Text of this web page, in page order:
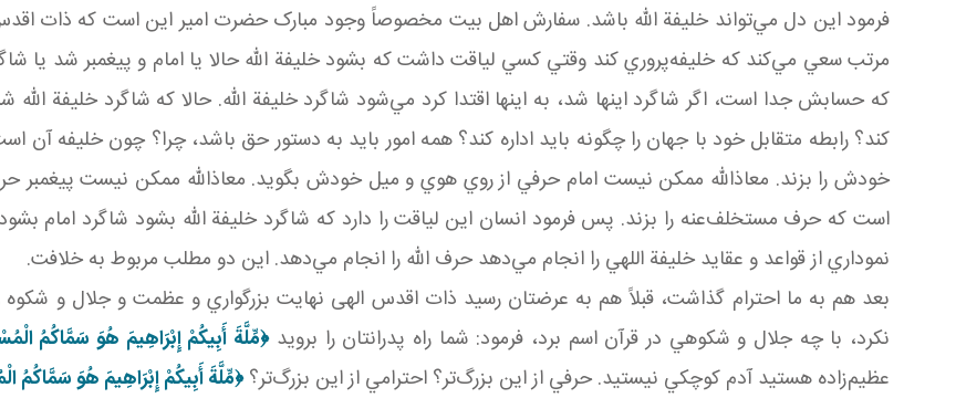
فرمود اين دل مي‌تواند خليفة الله باشد. سفارش اهل بيت مخصوصاً وجود مبارک حضرت امير اين است که ذات
مرتب سعي مي‌کند که خليفه‌پروري کند وقتي کسي لياقت داشت که بشود خليفة الله حالا يا امام و پيغمبر شد يا
که حسابش جدا است، اگر شاگرد اينها شد، به اينها اقتدا کرد مي‌شود شاگرد خليفة الله. حالا که شاگرد خليفة الله
کند؟ رابطه متقابل خود با جهان را چگونه بايد اداره کند؟ همه امور بايد به دستور حق باشد، چرا؟ چون خليفه آن
خودش را بزند. معاذالله ممکن نيست امام حرفي از روي هوي و ميل خودش بگويد. معاذالله ممکن نيست پيغمبر
است که حرف مستخلف‌عنه را بزند. پس فرمود انسان اين لياقت را دارد که شاگرد خليفة الله بشود شاگرد امام
نموداري از قواعد و عقايد خليفة اللهي را انجام مي‌دهد حرف الله را انجام مي‌دهد. اين دو مطلب مربوط به خلافت.
بعد هم به ما احترام گذاشت، قبلاً هم به عرضتان رسيد ذات اقدس الهی نهايت بزرگواري و عظمت و جلال و شکوه
نکرد، با چه جلال و شکوهي در قرآن اسم برد، فرمود: شما راه پدرانتان را برويد﴿مِّلَّةَ أَبِيكُمْ إِبْرَاهِيمَ هُوَ سَمَّاكُمُ
عظيم‌زاده هستيد آدم کوچکي نيستيد. حرفي از اين بزرگ‌تر؟ احترامي از اين بزرگ‌تر؟﴿مِّلَّةَ أَبِيكُمْ إِبْرَاهِيمَ هُوَ سَمَّاكُمُ